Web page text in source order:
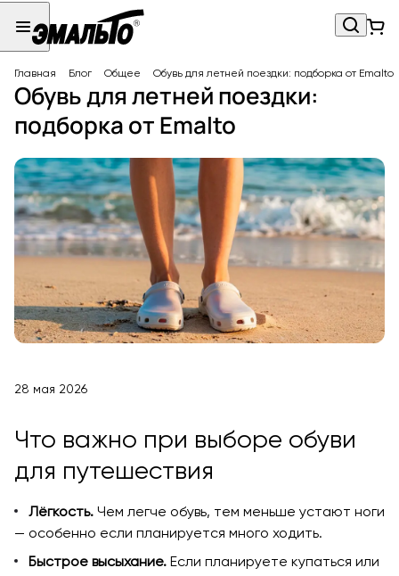
Главная Блог Общее Обувь для летней поездки: подборка от Emalto
Обувь для летней поездки:
подборка от Emalto
28 мая 2026
Что важно при выборе обуви
для путешествия
Лёгкость. Чем легче обувь, тем меньше устают ноги
— особенно если планируется много ходить.
Быстрое высыхание. Если планируете купаться или